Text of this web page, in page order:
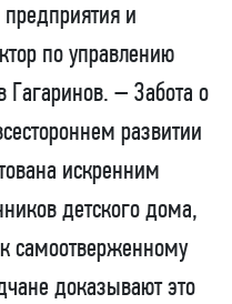
и
по управлению
Гагаринов. – Забота о
развитии
искренним
детского дома,
самоотверженному
доказывают это